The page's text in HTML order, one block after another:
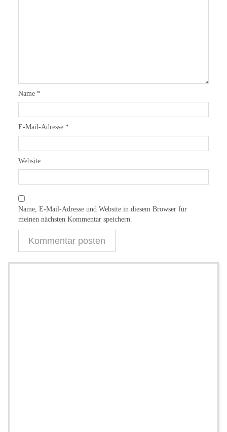
Name *
E-Mail-Adresse *
Website
Name, E-Mail-Adresse und Website in diesem Browser für
meinen nächsten Kommentar speichern.